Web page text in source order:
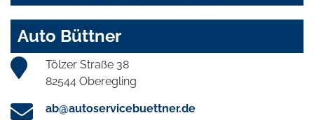
Auto Büttner
Tölzer Straße 38
82544 Oberegling
ab@autoservicebuettner.de